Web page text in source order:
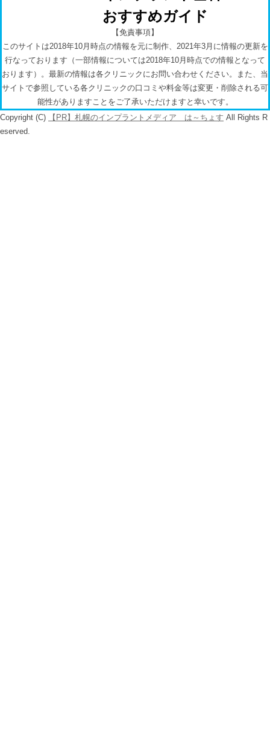
おすすめガイド
【免責事項】
このサイトは2018年10月時点の情報を元に制作、2021年3月に情報の更新を
行なっております（一部情報については2018年10月時点での情報となって
おります）。最新の情報は各クリニックにお問い合わせください。また、当
サイトで参照している各クリニックの口コミや料金等は変更・削除される可
能性がありますことをご了承いただけますと幸いです。
Copyright (C)
札幌のインプラントメディア は～ちょす All Rights R
eserved.